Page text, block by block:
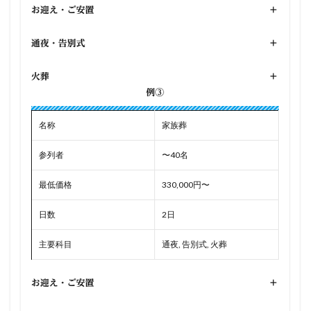
お迎え・ご安置 +
通夜・告別式 +
火葬
+
例③
名称 家族葬
参列者 〜40名
最低価格 330,000円〜
日数 2日
主要科目 通夜, 告別式, 火葬
お迎え・ご安置 +